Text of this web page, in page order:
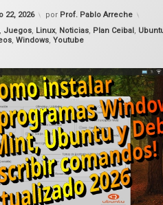
22, 2026
Actualizado el febrero 28, 2026
por Prof. Pablo Arreche
, Juegos, Linux, Noticias, Plan Ceibal,
,Windows,Youtube